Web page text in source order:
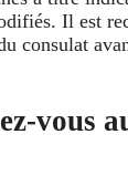
Il est
consulat
vous